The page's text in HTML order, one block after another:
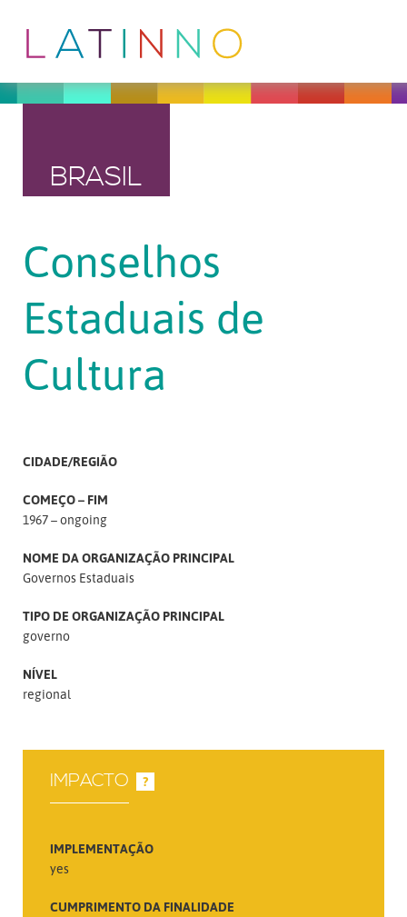
BRASIL
Conselhos
Estaduais de
Cultura
CIDADE/REGIÃO
COMEÇO – FIM
1967 – ongoing
NOME DA ORGANIZAÇÃO PRINCIPAL
Governos Estaduais
TIPO DE ORGANIZAÇÃO PRINCIPAL
governo
NÍVEL
regional
IMPACTO ?
IMPLEMENTAÇÃO
yes
CUMPRIMENTO DA FINALIDADE